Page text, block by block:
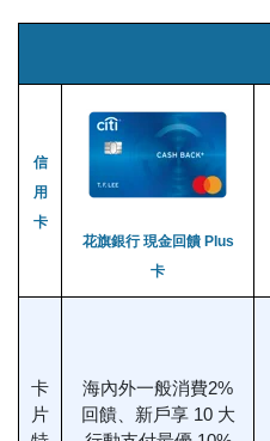
信
用
卡
花旗銀行 現金回饋 Plus
卡
卡
片
海內外一般消費2%
回饋、新戶享 10 大